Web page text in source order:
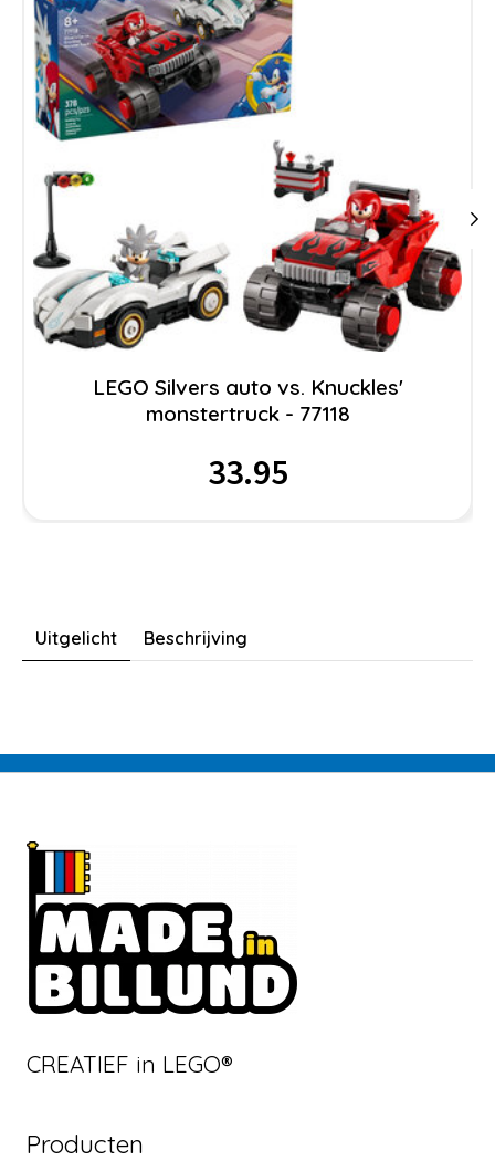
LEGO Silvers auto vs. Knuckles'
monstertruck - 77118
33.95
Uitgelicht Beschrijving
CREATIEF in LEGO®
Producten